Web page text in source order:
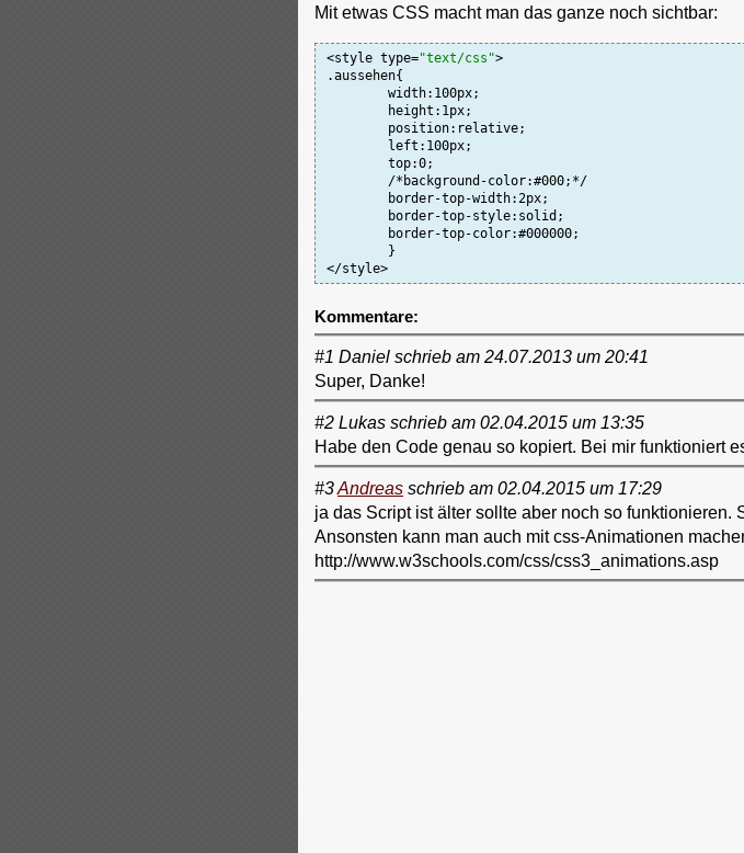
Mit etwas CSS macht man das ganze noch sichtbar:
<style type="text/css">
.aussehen{
        border-top-style:solid;
        border-top-color:#000000;
Kommentare:
#1 Daniel schrieb am 24.07.2013 um 20:41
Super, Danke!
#2 Lukas schrieb am 02.04.2015 um 13:35
Habe den Code genau so kopiert. Bei mir funktioniert
#3Andreas schrieb am 02.04.2015 um 17:29
ja das Script ist älter sollte aber noch so
Ansonsten kann man auch mit css-Animationen
http://www.w3schools.com/css/css3_animations.asp